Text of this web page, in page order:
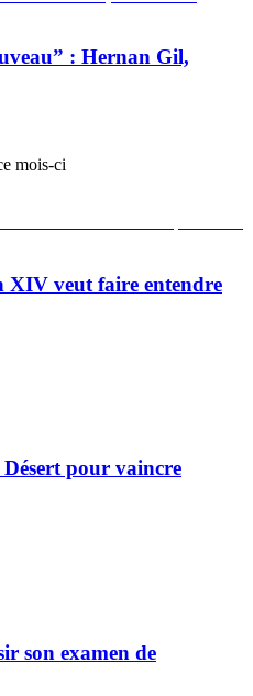
: Hernan Gil,
mois-ci
XIV veut faire entendre
Désert pour vaincre
son examen de